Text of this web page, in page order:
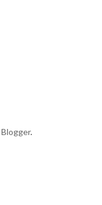
Blogger.